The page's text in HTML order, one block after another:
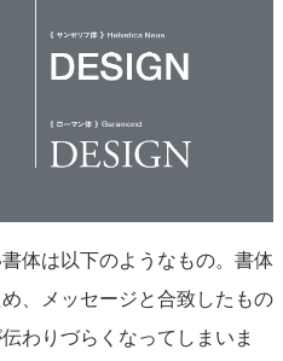
体は以下のようなもの。書体
、メッセージと合致したもの
わりづらくなってしまいま